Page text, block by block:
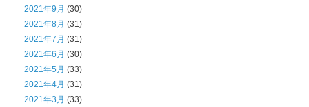
2021年9月 (30)
2021年8月 (31)
2021年7月 (31)
2021年6月 (30)
2021年5月 (33)
2021年4月 (31)
2021年3月 (33)